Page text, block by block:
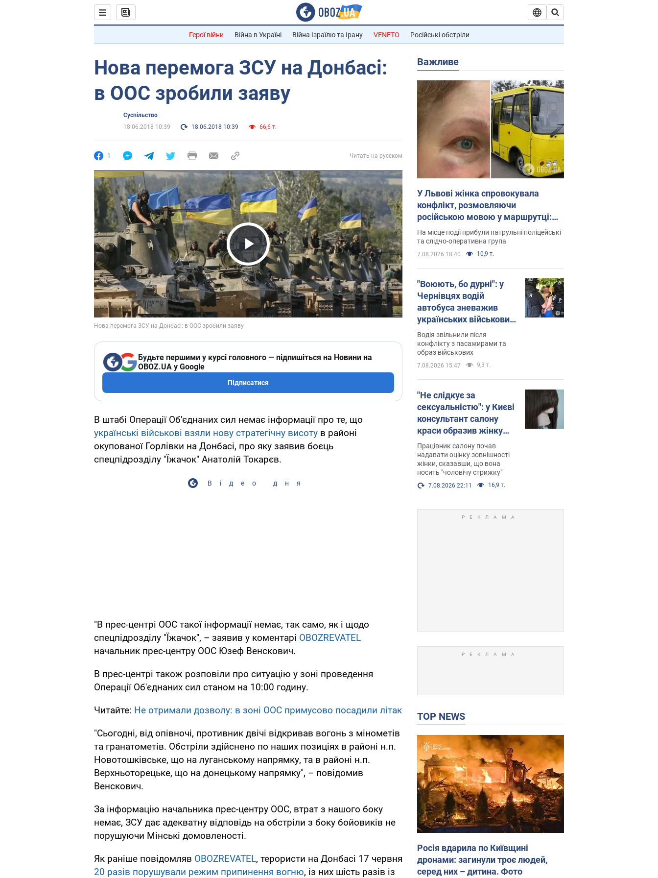
Герої війни Війна в Україні Війна Ізраїлю та Ірану VENETO Російські обстріли
Нова перемога ЗСУ на Донбасі:
в ООС зробили заяву
Суспільство
18.06.2018 10:39
18.06.2018 10:39 66,6 т.
1 Читать на русском
Play Video
Будьте першими у курсі головного — підпишіться на Новини на
OBOZ.UA у Google
Підписатися
В штабі Операції Об'єднаних сил немає інформації про те, що
українські військові взяли нову стратегічну висоту в районі
окупованої Горлівки на Донбасі, про яку заявив боєць
спецпідрозділу "Їжачок" Анатолій Токарєв.
Відео дня
"В прес-центрі ООС такої інформації немає, так само, як і щодо
спецпідрозділу "Їжачок", – заявив у коментарі OBOZREVATEL
начальник прес-центру ООС Юзеф Венскович.
В прес-центрі також розповіли про ситуацію у зоні проведення
Операції Об'єднаних сил станом на 10:00 годину.
Читайте: Не отримали дозволу: в зоні ООС примусово посадили літак
"Сьогодні, від опівночі, противник двічі відкривав вогонь з мінометів
та гранатометів. Обстріли здійснено по наших позиціях в районі н.п.
Новотошківське, що на луганському напрямку, та в районі н.п.
Верхньоторецьке, що на донецькому напрямку", – повідомив
Венскович.
За інформацію начальника прес-центру ООС, втрат з нашого боку
немає, ЗСУ дає адекватну відповідь на обстріли з боку бойовиків не
порушуючи Мінські домовленості.
Як раніше повідомляв OBOZREVATEL, терористи на Донбасі 17 червня
20 разів порушували режим припинення вогню, із них шість разів із
Важливе
У Львові жінка спровокувала
конфлікт, розмовляючи
російською мовою у маршрутці:
поліція склала адмінпротокол.
Відео
На місце події прибули патрульні поліцейські
та слідчо-оперативна група
7.08.2026 18:40 10,9 т.
"Воюють, бо дурні": у
Чернівцях водій
автобуса зневажив
українських військових
і поплатився. Відео
Водія звільнили після
конфлікту з пасажирами та
образ військових
7.08.2026 15:47 9,3 т.
"Не слідкує за
сексуальністю": у Києві
консультант салону
краси образив жінку
після хімієтерапії,
розгорівся скандал.
Фото
Працівник салону почав
надавати оцінку зовнішності
жінки, сказавши, що вона
носить "чоловічу стрижку"
7.08.2026 22:11 16,9 т.
TOP NEWS
Росія вдарила по Київщині
дронами: загинули троє людей,
серед них – дитина. Фото